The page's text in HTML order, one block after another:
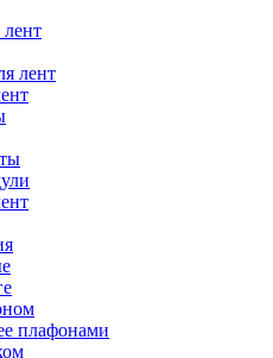
лент
плафонами